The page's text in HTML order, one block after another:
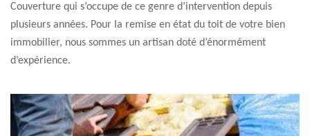
Couverture qui s’occupe de ce genre d’intervention depuis
plusieurs années. Pour la remise en état du toit de votre bien
immobilier, nous sommes un artisan doté d’énormément
d’expérience.